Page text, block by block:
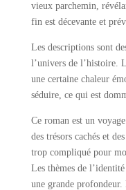
vieux parchemin,
fin est décevante et
Les descriptions sont
l’univers de l’histoire.
une certaine chaleur
séduire, ce qui est
Ce roman est un
des trésors cachés et
trop compliqué pour
Les thèmes de
une grande